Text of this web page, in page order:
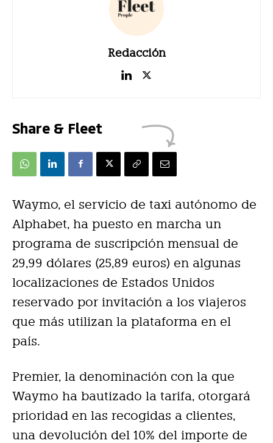
Redacción
Share & Fleet
Waymo, el servicio de taxi autónomo de
Alphabet, ha puesto en marcha un
programa de suscripción mensual de
29,99 dólares (25,89 euros) en algunas
localizaciones de Estados Unidos
reservado por invitación a los viajeros
que más utilizan la plataforma en el
país.
Premier, la denominación con la que
Waymo ha bautizado la tarifa, otorgará
prioridad en las recogidas a clientes,
una devolución del 10% del importe de